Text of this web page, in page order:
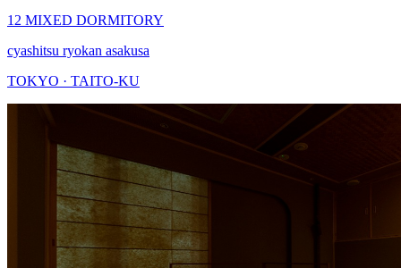
12 MIXED DORMITORY
cyashitsu ryokan asakusa
TOKYO · TAITO-KU